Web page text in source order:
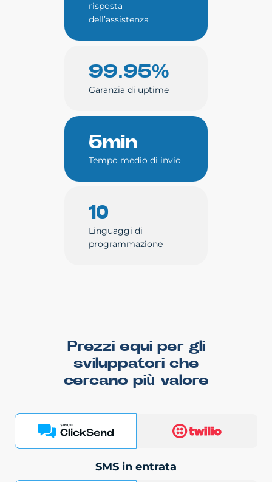
risposta
dell’assistenza
99.95%
Garanzia di uptime
5min
Tempo medio di invio
10
Linguaggi di
programmazione
Prezzi equi per gli
sviluppatori che
cercano più valore
SMS in entrata